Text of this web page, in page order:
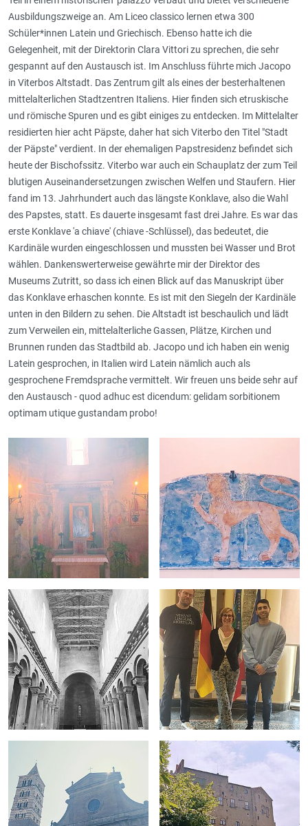
Ausbildungszweige an. Am Liceo classico lernen etwa 300
Schüler*innen Latein und Griechisch. Ebenso hatte ich die
Gelegenheit, mit der Direktorin Clara Vittori zu sprechen, die sehr
gespannt auf den Austausch ist. Im Anschluss führte mich Jacopo
in Viterbos Altstadt. Das Zentrum gilt als eines der besterhaltenen
mittelalterlichen Stadtzentren Italiens. Hier finden sich etruskische
und römische Spuren und es gibt einiges zu entdecken. Im Mittelalter
residierten hier acht Päpste, daher hat sich Viterbo den Titel "Stadt
der Päpste" verdient. In der ehemaligen Papstresidenz befindet sich
heute der Bischofssitz. Viterbo war auch ein Schauplatz der zum Teil
blutigen Auseinandersetzungen zwischen Welfen und Staufern. Hier
fand im 13. Jahrhundert auch das längste Konklave, also die Wahl
des Papstes, statt. Es dauerte insgesamt fast drei Jahre. Es war das
erste Konklave 'a chiave' (chiave -Schlüssel), das bedeutet, die
Kardinäle wurden eingeschlossen und mussten bei Wasser und Brot
wählen. Dankenswerterweise gewährte mir der Direktor des
Museums Zutritt, so dass ich einen Blick auf das Manuskript über
das Konklave erhaschen konnte. Es ist mit den Siegeln der Kardinäle
unten in den Bildern zu sehen. Die Altstadt ist beschaulich und lädt
zum Verweilen ein, mittelalterliche Gassen, Plätze, Kirchen und
Brunnen runden das Stadtbild ab. Jacopo und ich haben ein wenig
Latein gesprochen, in Italien wird Latein nämlich auch als
gesprochene Fremdsprache vermittelt. Wir freuen uns beide sehr auf
den Austausch - quod adhuc est dicendum: gelidam sorbitionem
optimam utique gustandam probo!